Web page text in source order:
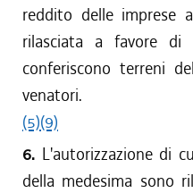
reddito delle imprese
rilasciata a favore
conferiscono terreni
venatori.
(5)(9)
6. L'autorizzazione di
della medesima sono